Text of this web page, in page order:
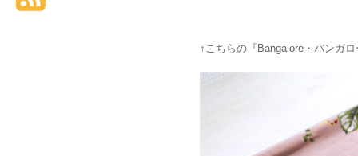
↑こちらの『Bangalore・バンガ